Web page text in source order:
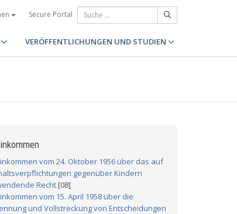
Secure Portal
VERÖFFENTLICHUNGEN UND STUDIEN
vom 24. Oktober 1956 über das auf
gegenüber Kindern
Recht[08]
vom 15. April 1958 über die
und Vollstreckung von Entscheidungen